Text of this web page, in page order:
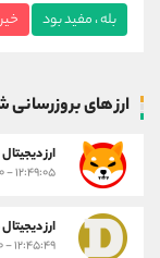
بله ، مفید بود
ارز های
ارز
۱۲:۴۹:۰۵ - ۳۰ دی ۱۴۰۳
ارز
۱۲:۴۵:۴۹ - ۳۰ دی ۱۴۰۳